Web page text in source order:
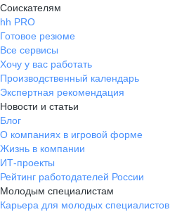
Соискателям
hh PRO
Готовое резюме
Все сервисы
Хочу у вас работать
Производственный календарь
Экспертная рекомендация
Новости и статьи
Блог
О компаниях в игровой форме
Жизнь в компании
ИТ-проекты
Рейтинг работодателей России
Молодым специалистам
Карьера для молодых специалистов